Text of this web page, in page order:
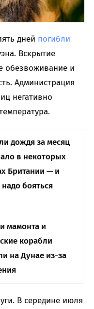
дней погибли
Вскрытие
обезвоживание и
Администрация
негативно
дождя за месяц
в некоторых
Британии — и
бояться
мамонта и
корабли
на Дунае из-за
В середине июля